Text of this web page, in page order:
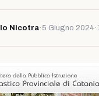
Nicotra· 5 Giugno 2024 ·